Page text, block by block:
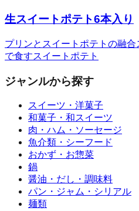
生スイートポテト6本入り
プリンとスイートポテトの融
で食すスイートポテト
ジャンルから探す
スイーツ・洋菓子
和菓子・和スイーツ
肉・ハム・ソーセージ
魚介類・シーフード
おかず・お惣菜
鍋
醤油・だし・調味料
パン・ジャム・シリアル
麺類